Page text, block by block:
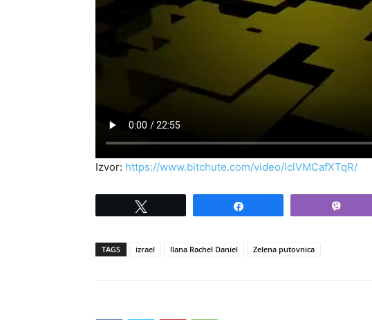
Izvor: https://www.bitchute.com/video/iclVMCafXTqR/
TAGS izrael llana Rachel Daniel Zelena putovnica